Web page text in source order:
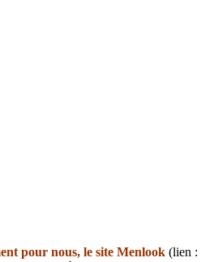
pour nous, le site Menlook (lien :